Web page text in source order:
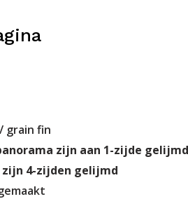
grain fin
zijn aan 1-zijde gelijmd
4-zijden gelijmd